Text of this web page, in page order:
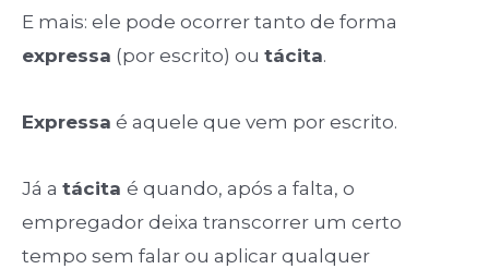
E mais: ele pode ocorrer tanto de forma
expressa (por escrito) ou tácita.
Expressa é aquele que vem por escrito.
Já a tácita é quando, após a falta, o
empregador deixa transcorrer um certo
tempo sem falar ou aplicar qualquer